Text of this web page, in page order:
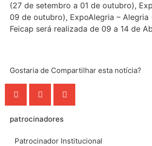
(27 de setembro a 01 de outubro),
09 de outubro), ExpoAlegria – Alegria
Feicap será realizada de 09 a 14 de
Gostaria de Compartilhar esta notícia?
patrocinadores
Patrocinador Institucional